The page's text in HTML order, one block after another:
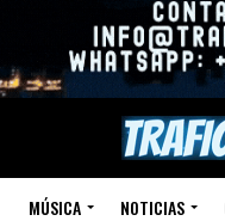
MÚSICA NOTICIAS